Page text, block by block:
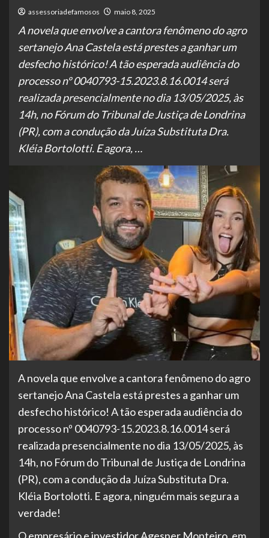
assessoriadefamosos maio 8, 2025
A novela que envolve a cantora fenômeno do agro
sertanejo Ana Castela está prestes a ganhar um
desfecho histórico! A tão esperada audiência do
processo nº 0040793-15.2023.8.16.0014 será
realizada presencialmente no dia 13/05/2025, às
14h, no Fórum do Tribunal de Justiça de Londrina
(PR), com a condução da Juíza Substituta Dra.
Kléia Bortolotti. E agora, …
A novela que envolve a cantora fenômeno do agro
sertanejo Ana Castela está prestes a ganhar um
desfecho histórico! A tão esperada audiência do
processo nº 0040793-15.2023.8.16.0014 será
realizada presencialmente no dia 13/05/2025, às
14h, no Fórum do Tribunal de Justiça de Londrina
(PR), com a condução da Juíza Substituta Dra.
Kléia Bortolotti. E agora, ninguém mais segura a
verdade!